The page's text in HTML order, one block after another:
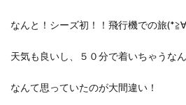
なんと！シーズ初！！飛行機での旅
天気も良いし、５０分で着いちゃうな
なんて思っていたのが大間違い！